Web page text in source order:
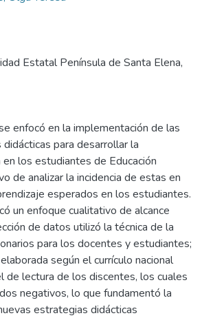
Estatal Península de Santa Elena,
enfocó en la implementación de las
para desarrollar la
los estudiantes de Educación
de analizar la incidencia de estas en
esperados en los estudiantes.
un enfoque cualitativo de alcance
de datos utilizó la técnica de la
para los docentes y estudiantes;
según el currículo nacional
de lectura de los discentes, los cuales
negativos, lo que fundamentó la
estrategias didácticas